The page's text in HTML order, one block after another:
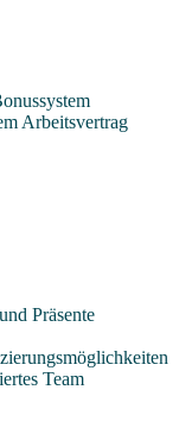
Arbeitsvertrag
Präsente
Team